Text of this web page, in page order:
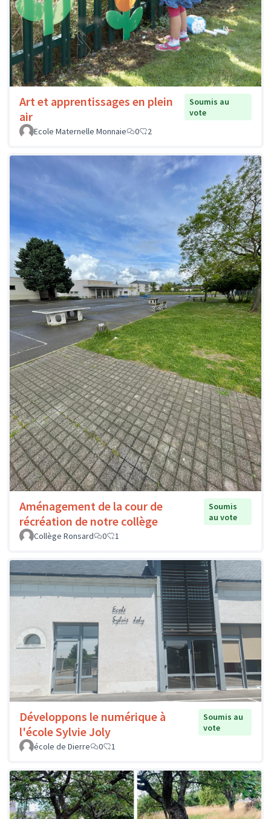
Art et apprentissages en plein
air
Soumis au
vote
Ecole Maternelle Monnaie
0 2
Aménagement de la cour de
récréation de notre collège
Soumis
au vote
Collège Ronsard
0 1
Développons le numérique à
l'école Sylvie Joly
Soumis au
vote
école de Dierre
0 1